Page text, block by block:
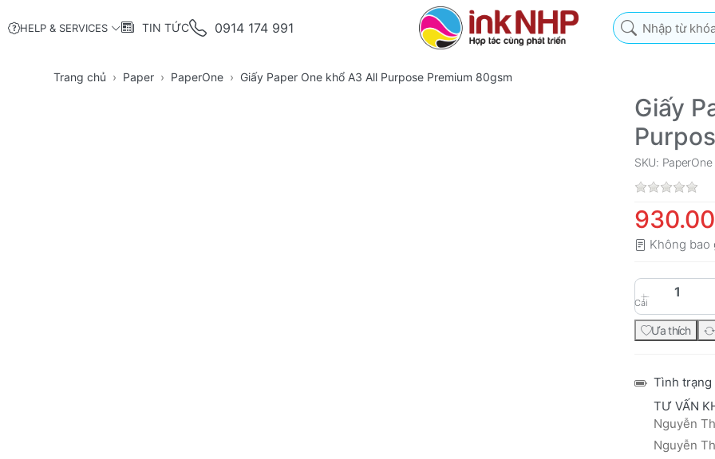
HELP & SERVICES TIN TỨC 0914 174 991
Nhập từ khóa tìm
Trang chủ Paper PaperOne Giấy Paper One khổ A3 All Purpose Premium 80gsm
Giấy
SKU:
Không bao
Cái
Ưa thích
Tình trạng
TƯ VẤN
Nguyễn
Nguyễn